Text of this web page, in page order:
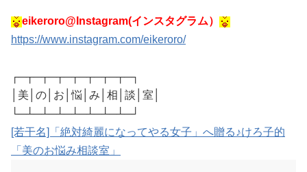
eikeroro@Instagram(インスタグラム）
https://www.instagram.com/eikeroro/
┌─┬─┬─┬─┬─┬─┬─┬─┐
│美│の│お│悩│み│相│談│室│
└─┴─┴─┴─┴─┴─┴─┴─┘
[若干名]「絶対綺麗になってやる女子」へ贈る♪けろ子的
「美のお悩み相談室」